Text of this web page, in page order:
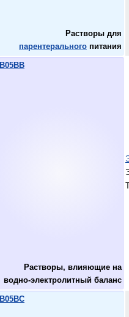
Растворы для
парентерального питания
B05BB
Растворы, влияющие на
водно-электролитный баланс
B05BC